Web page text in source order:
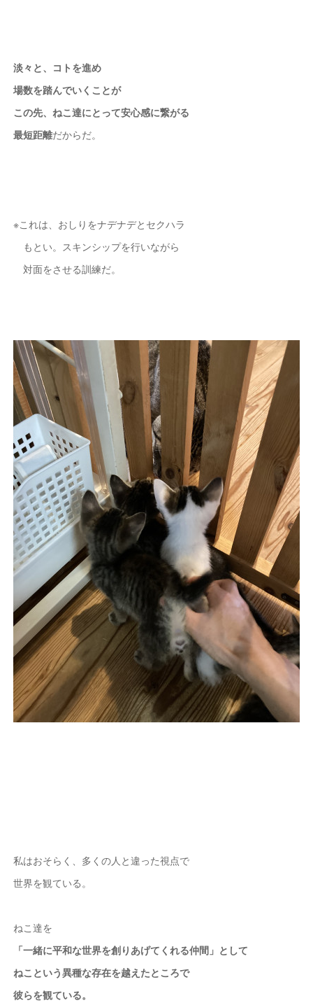
淡々と、コトを進め
場数を踏んでいくことが
この先、ねこ達にとって安心感に繋がる
最短距離だからだ。
※これは、おしりをナデナデとセクハラ
もとい。スキンシップを行いながら
対面をさせる訓練だ。
私はおそらく、多くの人と違った視点で
世界を観ている。
ねこ達を
「一緒に平和な世界を創りあげてくれる仲間」として
ねこという異種な存在を越えたところで
彼らを観ている。